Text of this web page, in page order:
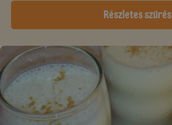
Részletes szűrés